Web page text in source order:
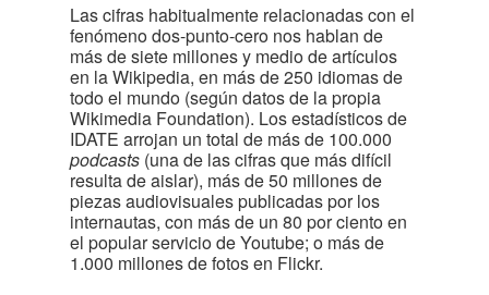
Las cifras habitualmente relacionadas con el
fenómeno dos-punto-cero nos hablan de
más de siete millones y medio de artículos
en la Wikipedia, en más de 250 idiomas de
todo el mundo (según datos de la propia
Wikimedia Foundation). Los estadísticos de
IDATE arrojan un total de más de 100.000
podcasts (una de las cifras que más difícil
resulta de aislar), más de 50 millones de
piezas audiovisuales publicadas por los
internautas, con más de un 80 por ciento en
el popular servicio de Youtube; o más de
1.000 millones de fotos en Flickr.